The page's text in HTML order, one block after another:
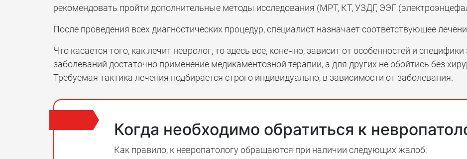
рекомендовать пройти дополнительные методы исследования (МРТ, КТ, УЗДГ, ЭЭГ
После проведения всех диагностических процедур, специалист назначает соответствующее
Что касается того, как лечит невролог, то здесь все, конечно, зависит от особенностей и
заболеваний достаточно применение медикаментозной терапии, а для других не обойтись без
Требуемая тактика лечения подбирается строго индивидуально, в зависимости от заболевания.
Когда необходимо обратиться к
Как правило, к невропатологу обращаются при наличии следующих жалоб: